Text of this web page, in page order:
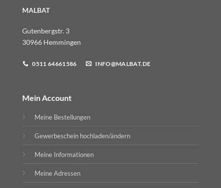
MALBAT
Gutenbergstr. 3
30966 Hemmingen
0511 64661586 INFO@MALBAT.DE
Mein Account
Meine Bestellungen
Gewerbeschein hochladen/ändern
Meine Informationen
Meine Adressen